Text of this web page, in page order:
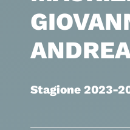
Stagione 2023-